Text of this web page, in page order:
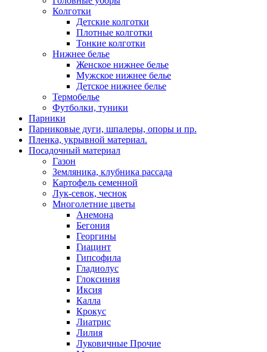
Колготки
Детские колготки
Плотные колготки
Тонкие колготки
Нижнее белье
Женское нижнее белье
Мужское нижнее белье
Детское нижнее белье
Термобелье
Футболки, туники
Парники
Парниковые дуги, шпалеры, опоры и пр.
Пленка, укрывной материал.
Посадочный материал
Газон
Земляника, клубника рассада
Картофель семенной
Лук-севок, чеснок
Многолетние цветы
Анемона
Бегония
Георгины
Гиацинт
Гипсофила
Гладиолус
Глоксиния
Иксия
Калла
Крокус
Лиатрис
Лилия
Луковичные Прочие